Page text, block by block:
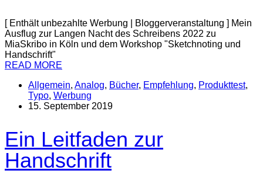
[ Enthält unbezahlte Werbung | Bloggerveranstaltung ] Mein
Ausflug zur Langen Nacht des Schreibens 2022 zu
MiaSkribo in Köln und dem Workshop "Sketchnoting und
Handschrift"
READ MORE
Allgemein, Analog, Bücher, Empfehlung, Produkttest,
Typo, Werbung
15. September 2019
Ein Leitfaden zur
Handschrift